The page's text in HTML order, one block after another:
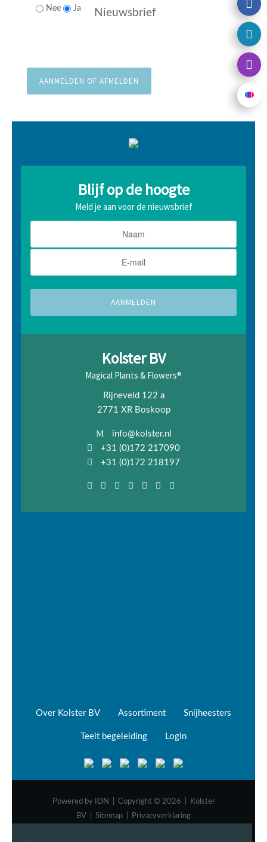
Nee Ja Nieuwsbrief
Blijf op de hoogte
Meld je aan voor de nieuwsbrief
Kolster BV
Magical Plants & Flowers®
Rijneveld 122 a
2771 XR Boskoop
info@kolster.nl
+31 (0)172 217090
+31 (0)172 218197
Over Kolster BV Assortiment Snijheesters
Teelt begeleiding Login
Powered by IDN
| Copyright © 2026 | Kolster
BV | Sitemap Privacyverklaring